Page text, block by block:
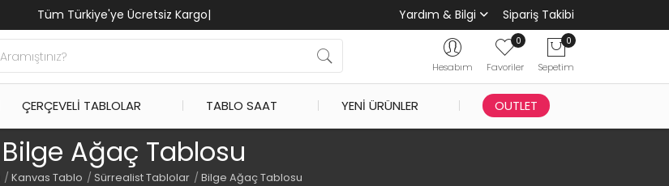
Tüm Türkiye'ye Ücretsiz Kargo| Yardım & Bilgi Sipariş Takibi
Hesabım
0
Favoriler
0
Sepetim
ÇERÇEVELI TABLOLAR TABLO SAAT YENI ÜRÜNLER OUTLET
Bilge Ağaç Tablosu
Kanvas Tablo Sürrealist Tablolar Bilge Ağaç Tablosu